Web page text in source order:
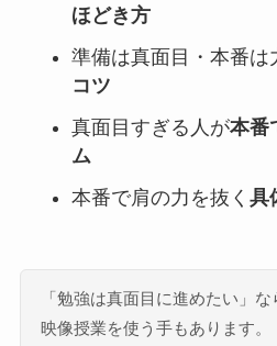
ほどき方
準備は真面目・本番は
コツ
真面目すぎる人が本番
ム
本番で肩の力を抜く 具
「勉強は真面目に進めたい」
映像授業を使う手もあります。